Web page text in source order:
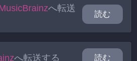
へ転送
読む
へ転送する 読む